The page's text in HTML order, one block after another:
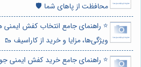
محافظت از پاهای شما 🛡️
⭐️ راهنمای جامع انتخاب کفش
ویژگی‌ها، مزایا و خرید از کاراسیف 🥾
⭐️ راهنمای جامع خرید کفش ایمنی